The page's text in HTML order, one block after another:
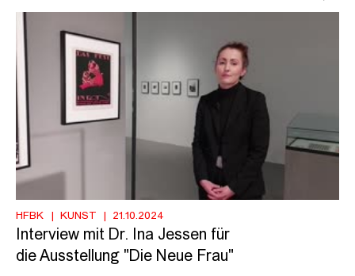
HFBK KUNST 21.10.2024
Interview mit Dr. Ina Jessen für
die Ausstellung "Die Neue Frau"